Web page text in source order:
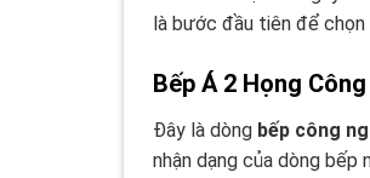
là bước đầu tiên để
Bếp Á 2 Họng
Đây là dòng bếp công
nhận dạng của dòng bếp